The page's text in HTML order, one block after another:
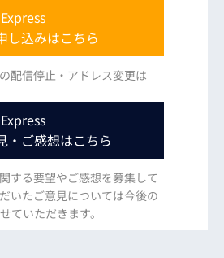
し込みはこちら
配信停止・アドレス変更は
・ご感想はこちら
する要望やご感想を募集して
いたご意見については今後の
ていただきます。